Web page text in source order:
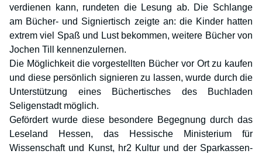
verdienen kann, rundeten die Lesung ab. Die Schlange
am Bücher- und Signiertisch zeigte an: die Kinder hatten
extrem viel Spaß und Lust bekommen, weitere Bücher von
Jochen Till kennenzulernen.
Die Möglichkeit die vorgestellten Bücher vor Ort zu kaufen
und diese persönlich signieren zu lassen, wurde durch die
Unterstützung eines Büchertisches des Buchladen
Seligenstadt möglich.
Gefördert wurde diese besondere Begegnung durch das
Leseland Hessen, das Hessische Ministerium für
Wissenschaft und Kunst, hr2 Kultur und der Sparkassen-